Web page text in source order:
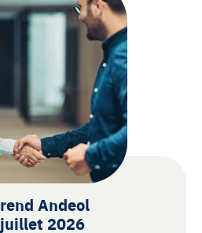
Andeol
2026